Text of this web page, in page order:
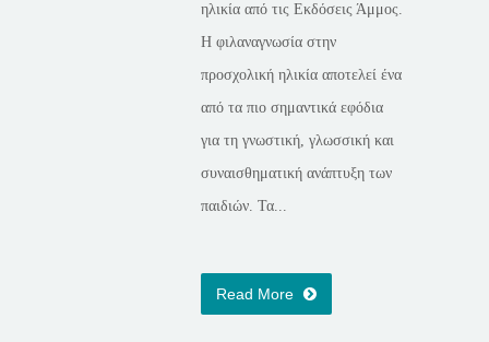
ηλικία από τις Εκδόσεις Άμμος.
Η φιλαναγνωσία στην
προσχολική ηλικία αποτελεί ένα
από τα πιο σημαντικά εφόδια
για τη γνωστική, γλωσσική και
συναισθηματική ανάπτυξη των
παιδιών. Τα...
Read More